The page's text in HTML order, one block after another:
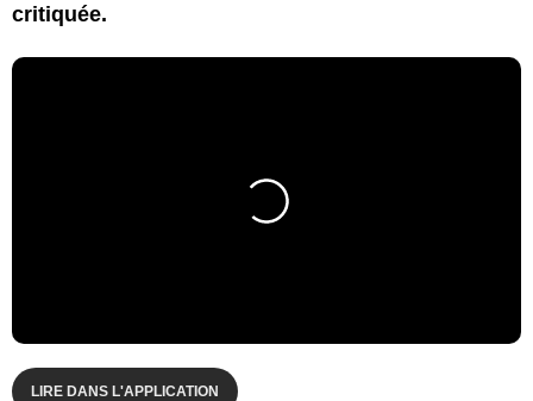
critiquée.
LIRE DANS L'APPLICATION